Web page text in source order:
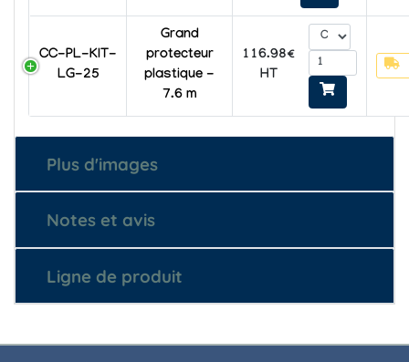
CC-PL-KIT-
LG-25
Grand
protecteur
plastique -
7.6 m
116.98€
HT
Plus d'images
Notes et avis
Ligne de produit